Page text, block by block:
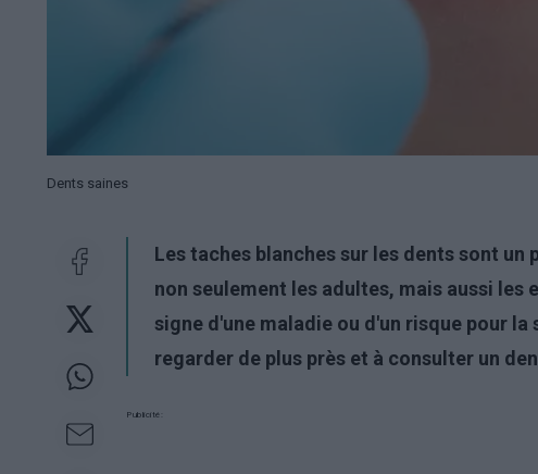
Dents saines
Les taches blanches sur les dents sont
non seulement les adultes, mais aussi les
signe d'une maladie ou d'un risque pour
regarder de plus près et à consulter un
Publicité: